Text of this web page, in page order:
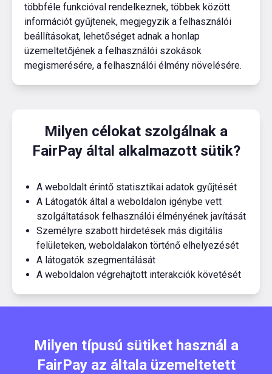
többféle funkcióval rendelkeznek, többek között
információt gyűjtenek, megjegyzik a felhasználói
beállításokat, lehetőséget adnak a honlap
üzemeltetőjének a felhasználói szokások
megismerésére, a felhasználói élmény növelésére.
Milyen célokat szolgálnak a
FairPay által alkalmazott sütik?
A weboldalt érintő statisztikai adatok gyűjtését
A Látogatók által a weboldalon igénybe vett
szolgáltatások felhasználói élményének javítását
Személyre szabott hirdetések más digitális
felületeken, weboldalakon történő elhelyezését
A látogatók szegmentálását
A weboldalon végrehajtott interakciók követését
Milyen típusú sütiket használ a
FairPay az általa üzemeltetett